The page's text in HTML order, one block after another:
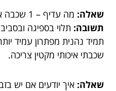
שאלה: מה עדיף – 1 שכבה או 2 שכבות?
תשובה: תלוי בספיגה
תמיד נהנית מפתרון עמיד
שכבתי איכותי מקטין צריכה.
שאלה: איך יודעים אם יש